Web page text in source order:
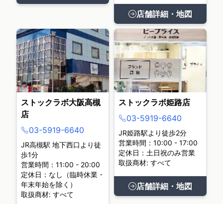
店舗詳細・地図
ストックラボ大阪高槻
店
03-5919-6640
JR高槻駅 地下西口より徒
歩1分
営業時間：11:00 - 20:00
定休日：なし（臨時休業・
年末年始を除く）
取扱商材: すべて
ストックラボ姫路店
03-5919-6640
JR姫路駅より徒歩2分
営業時間：10:00 - 17:00
定休日：土日祝のみ営業
取扱商材: すべて
店舗詳細・地図